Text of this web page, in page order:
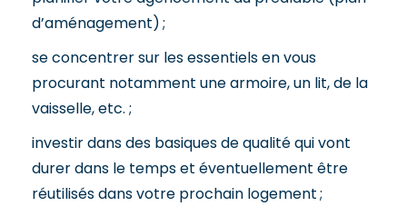
d’aménagement) ;
se concentrer sur les essentiels en vous
procurant notamment une armoire, un lit, de la
vaisselle, etc. ;
investir dans des basiques de qualité qui vont
durer dans le temps et éventuellement être
réutilisés dans votre prochain logement ;